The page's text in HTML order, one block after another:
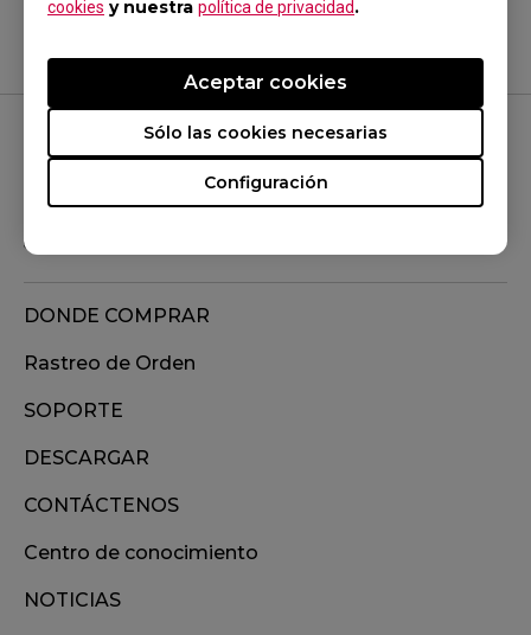
cookies y nuestra política de privacidad.
Configuración
Sólo las cookies necesarias
Aceptar cookies
Síguenos
DONDE COMPRAR
Rastreo de Orden
SOPORTE
DESCARGAR
CONTÁCTENOS
Centro de conocimiento
NOTICIAS